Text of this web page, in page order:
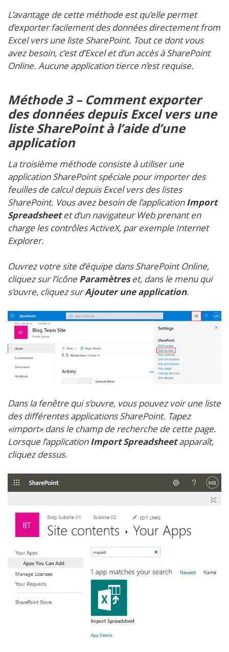
L’avantage de cette méthode est qu’elle permet
d’exporter facilement des données directement from
Excel vers une liste SharePoint. Tout ce dont vous
avez besoin, c’est d’Excel et d’un accès à SharePoint
Online. Aucune application tierce n’est requise.
Méthode 3 – Comment exporter
des données depuis Excel vers une
liste SharePoint à l’aide d’une
application
La troisième méthode consiste à utiliser une
application SharePoint spéciale pour importer des
feuilles de calcul depuis Excel vers des listes
SharePoint. Vous avez besoin de l’applicationImport
Spreadsheetet d’un navigateur Web prenant en
charge les contrôles ActiveX, par exemple Internet
Explorer.
Ouvrez votre site d’équipe dans SharePoint Online,
cliquez sur l’icône Paramètreset, dans le menu qui
s’ouvre, cliquez surAjouter une application.
Dans la fenêtre qui s’ouvre, vous pouvez voir une liste
des différentes applications SharePoint. Tapez
«import» dans le champ de recherche de cette page.
Lorsque l’applicationImport Spreadsheetapparaît,
cliquez dessus.